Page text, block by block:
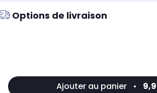
Options de livraison
Ajouter au panier •